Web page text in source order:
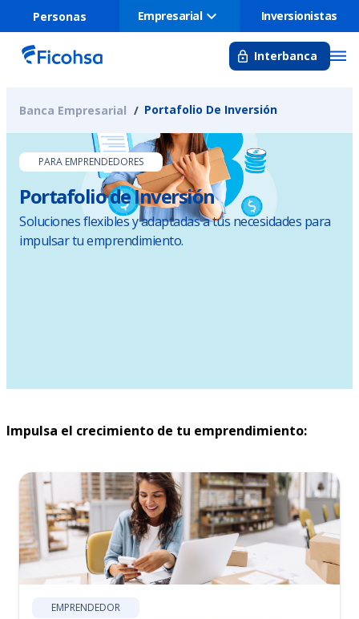
Personas Empresarial Inversionistas
Interbanca
Banca Empresarial Portafolio De Inversión
PARA EMPRENDEDORES
Portafolio de Inversión
Soluciones flexibles y adaptadas a tus necesidades para
impulsar tu emprendimiento.
Impulsa el crecimiento de tu emprendimiento:
EMPRENDEDOR